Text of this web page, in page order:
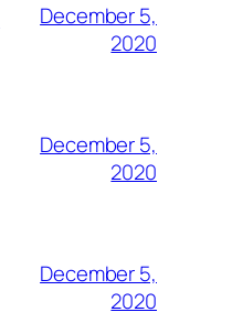
December 5,
2020
December 5,
2020
December 5,
2020